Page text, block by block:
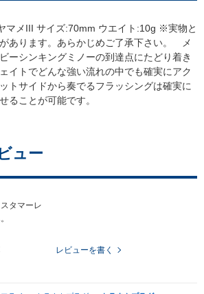
マメIII サイズ:70mm ウエイト:10g ※実物と
あります。あらかじめご了承下さい。 メ
ーシンキングミノーの到達点にたどり着き
イトでどんな強い流れの中でも確実にアク
トサイドから奏でるフラッシングは確実に
ることが可能です。
ュー
タマーレ
レビューを書く